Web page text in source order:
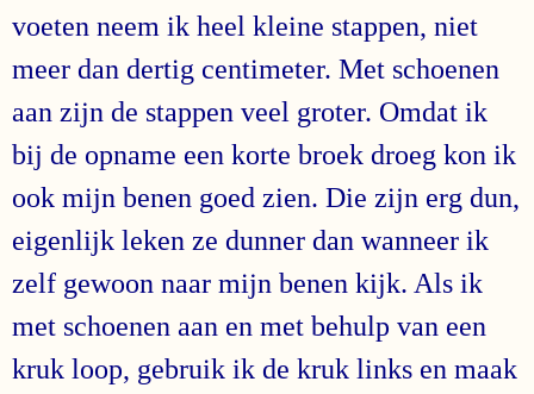
voeten neem ik heel kleine stappen, niet
meer dan dertig centimeter. Met schoenen
aan zijn de stappen veel groter. Omdat ik
bij de opname een korte broek droeg kon ik
ook mijn benen goed zien. Die zijn erg dun,
eigenlijk leken ze dunner dan wanneer ik
zelf gewoon naar mijn benen kijk. Als ik
met schoenen aan en met behulp van een
kruk loop, gebruik ik de kruk links en maak